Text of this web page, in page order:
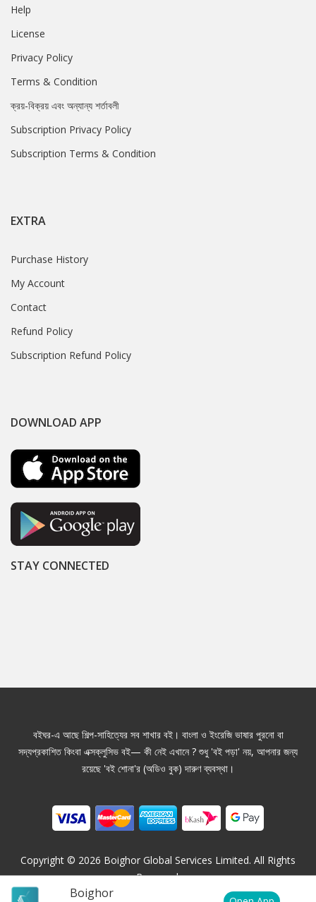
Boighor
Help
License
Privacy Policy
Terms & Condition
ক্রয়-বিক্রয় এবং অন্যান্য শর্তাবলী
Subscription Privacy Policy
Subscription Terms & Condition
EXTRA
Purchase History
My Account
Contact
Refund Policy
Subscription Refund Policy
DOWNLOAD APP
STAY CONNECTED
বইঘর-এ আছে শিল্প-সাহিত্যের সব শাখার বই। বাংলা ও ইংরেজি ভাষার পুরনো বা
সদ্যপ্রকাশিত কিংবা এক্সক্লুসিভ বই— কী নেই এখানে ? শুধু 'বই পড়া' নয়, আপনার জন্য
রয়েছে 'বই শোনা'র (অডিও বুক) দারুণ ব্যবস্থা।
Copyright © 2026 Boighor Global Services Limited. All Rights
Reserved.